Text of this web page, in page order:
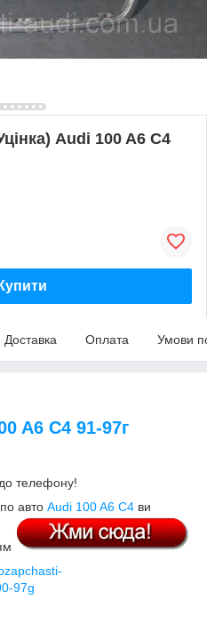
Audi 100 A6 C4
Купити
Доставка Оплата Умови
A6 C4 91-97г
телефону!
авто Audi 100 A6 C4 ви
97g